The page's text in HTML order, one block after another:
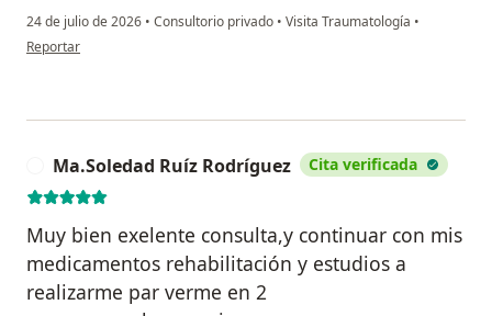
24 de julio de 2026 • Consultorio privado • Visita Traumatología •
en opinión del usuario DSalas
Reportar
Ma.Soledad Ruíz Rodríguez Cita verificada
Muy bien exelente consulta,y continuar con mis
medicamentos rehabilitación y estudios a
realizarme par verme en 2